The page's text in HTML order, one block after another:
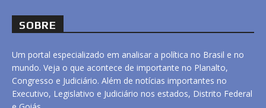
SOBRE
Um portal especializado em analisar a política no Brasil e no
mundo. Veja o que acontece de importante no Planalto,
Congresso e Judiciário. Além de notícias importantes no
Executivo, Legislativo e Judiciário nos estados, Distrito Federal